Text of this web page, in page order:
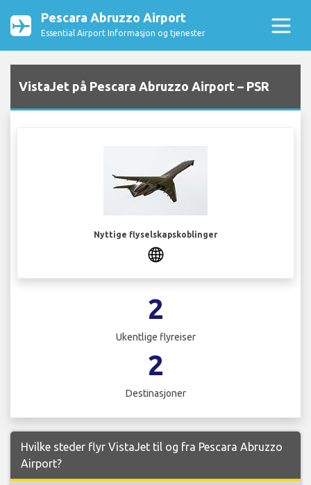
Pescara Abruzzo Airport
Essential Airport Informasjon og tjenester
VistaJet på Pescara Abruzzo Airport – PSR
Nyttige flyselskapskoblinger
2
Ukentlige flyreiser
2
Destinasjoner
Hvilke steder flyr VistaJet til og fra Pescara Abruzzo
Airport?